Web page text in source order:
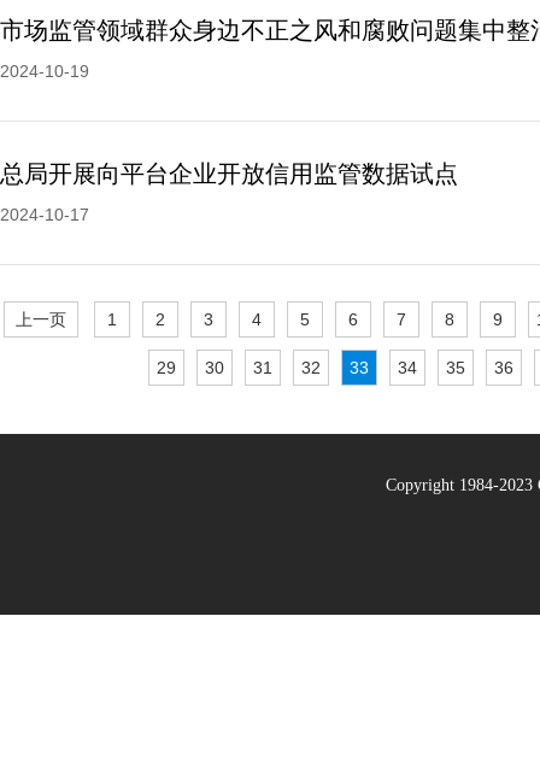
2024-10-19
总局开展向平台企业开放信用监管数据试点
2024-10-17
上一页 1 2 3 4 5 6 7 8 9
29 30 31 32 33 34 35 36
Copyright 1984-